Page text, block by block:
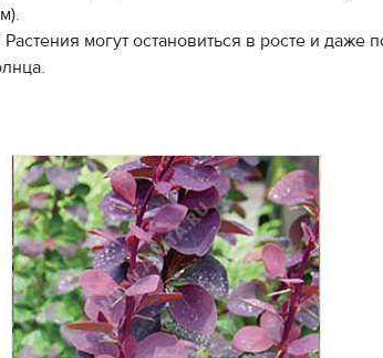
могут остановиться в росте и даже